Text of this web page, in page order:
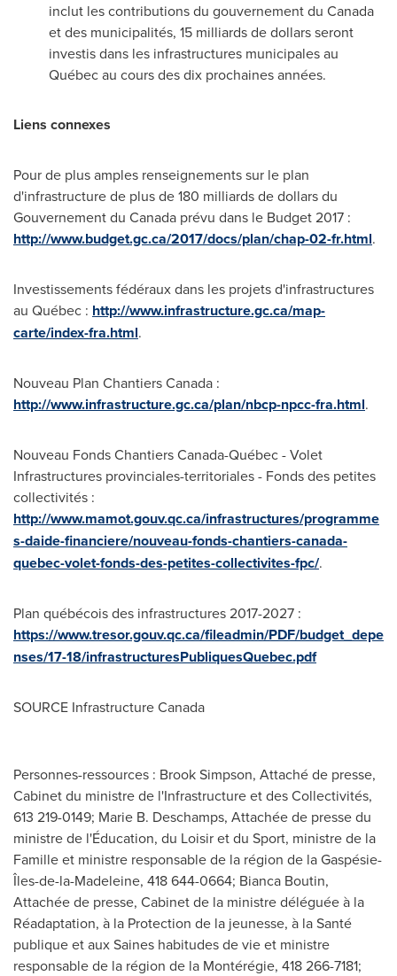
inclut les contributions du gouvernement du Canada
et des municipalités, 15 milliards de dollars seront
investis dans les infrastructures municipales au
Québec au cours des dix prochaines années.
Liens connexes
Pour de plus amples renseignements sur le plan
d'infrastructure de plus de 180 milliards de dollars du
Gouvernement du Canada prévu dans le Budget 2017 :
http://www.budget.gc.ca/2017/docs/plan/chap-02-fr.html.
Investissements fédéraux dans les projets d'infrastructures
au Québec : http://www.infrastructure.gc.ca/map-
carte/index-fra.html.
Nouveau Plan Chantiers Canada :
http://www.infrastructure.gc.ca/plan/nbcp-npcc-fra.html.
Nouveau Fonds Chantiers Canada-Québec - Volet
Infrastructures provinciales-territoriales - Fonds des petites
collectivités :
http://www.mamot.gouv.qc.ca/infrastructures/programme
s-daide-financiere/nouveau-fonds-chantiers-canada-
quebec-volet-fonds-des-petites-collectivites-fpc/.
Plan québécois des infrastructures 2017-2027 :
https://www.tresor.gouv.qc.ca/fileadmin/PDF/budget_depe
nses/17-18/infrastructuresPubliquesQuebec.pdf
SOURCE Infrastructure Canada
Personnes-ressources : Brook Simpson, Attaché de presse,
Cabinet du ministre de l'Infrastructure et des Collectivités,
613 219-0149; Marie B. Deschamps, Attachée de presse du
ministre de l'Éducation, du Loisir et du Sport, ministre de la
Famille et ministre responsable de la région de la Gaspésie-
Îles-de-la-Madeleine, 418 644-0664; Bianca Boutin,
Attachée de presse, Cabinet de la ministre déléguée à la
Réadaptation, à la Protection de la jeunesse, à la Santé
publique et aux Saines habitudes de vie et ministre
responsable de la région de la Montérégie, 418 266-7181;